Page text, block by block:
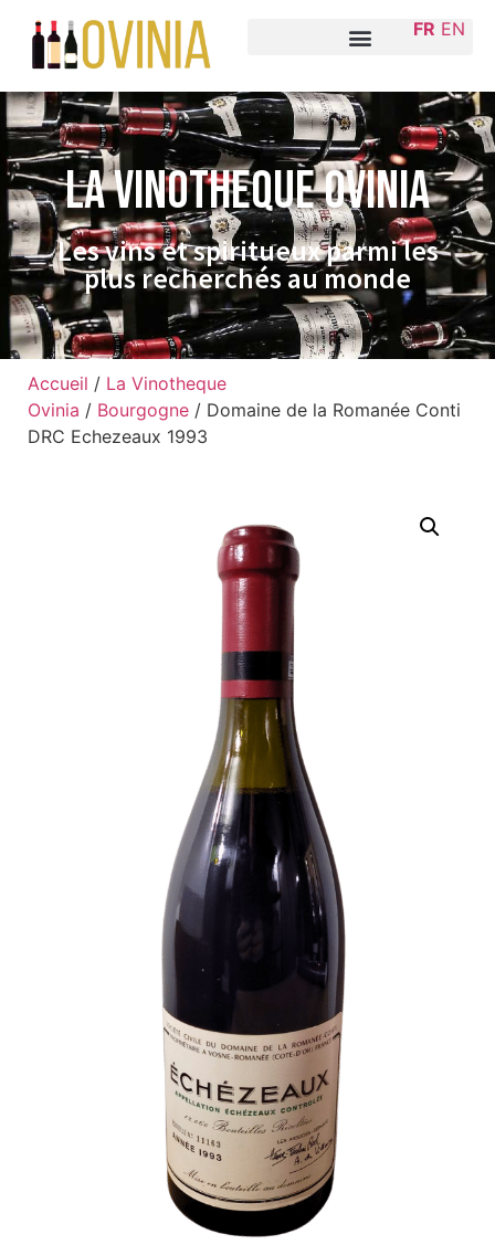
FR EN
La VINOTHEQUE Ovinia
Les vins et spiritueux parmi les
plus recherchés au monde
Accueil / La Vinotheque
Ovinia / Bourgogne / Domaine de la Romanée Conti
DRC Echezeaux 1993